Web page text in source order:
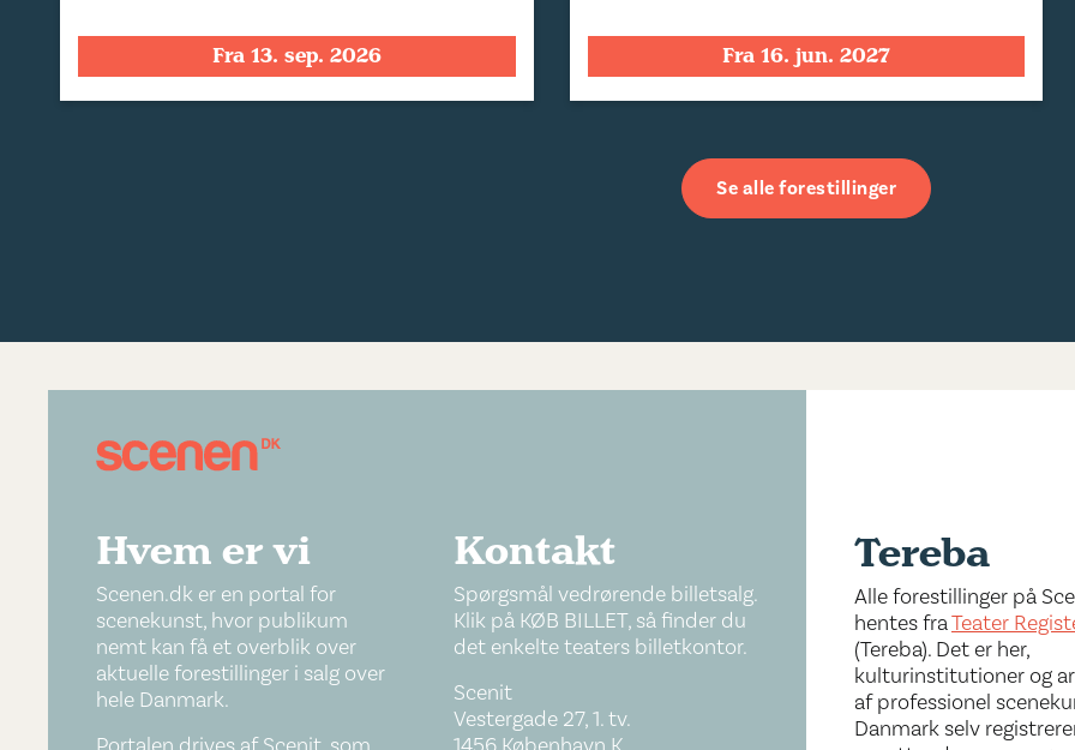
Fra 13. sep. 2026 Fra 16. jun. 2027
Se alle forestillinger
Hvem er vi
Scenen.dk er en portal for
scenekunst, hvor publikum
nemt kan få et overblik over
aktuelle forestillinger i salg over
hele Danmark.
Kontakt
Spørgsmål vedrørende billetsalg.
Klik på KØB BILLET, så finder du
det enkelte teaters billetkontor.
Scenit
Vestergade 27, 1. tv.
Tereba
Alle forestillinger på
hentes fraTeater
(Tereba). Det er her,
kulturinstitutioner og
af professionel
Danmark selv